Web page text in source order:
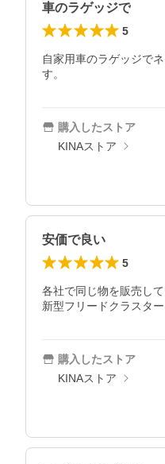
車のラゲッジで
5
自家用車のラゲッジで
す。
購入したストア
KINAストア
安価で良い
5
各社で同じ物を販売し
新型フリードクラスタ
購入したストア
KINAストア